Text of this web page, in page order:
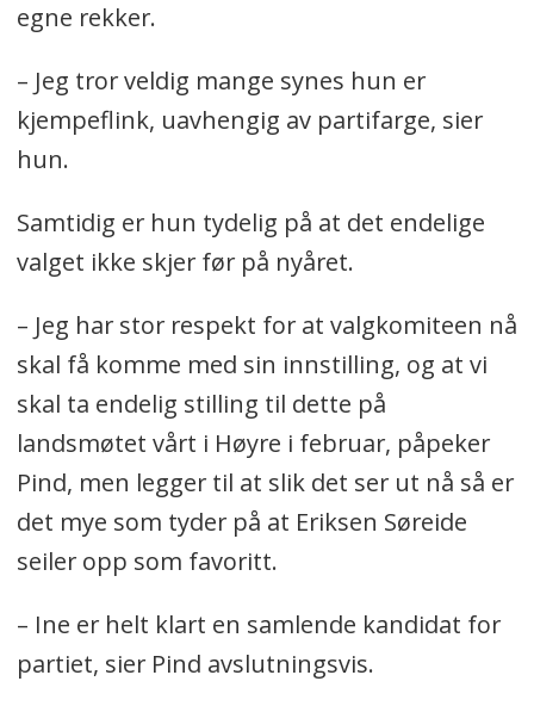
egne rekker.
– Jeg tror veldig mange synes hun er
kjempeflink, uavhengig av partifarge, sier
hun.
Samtidig er hun tydelig på at det endelige
valget ikke skjer før på nyåret.
– Jeg har stor respekt for at valgkomiteen nå
skal få komme med sin innstilling, og at vi
skal ta endelig stilling til dette på
landsmøtet vårt i Høyre i februar, påpeker
Pind, men legger til at slik det ser ut nå så er
det mye som tyder på at Eriksen Søreide
seiler opp som favoritt.
– Ine er helt klart en samlende kandidat for
partiet, sier Pind avslutningsvis.